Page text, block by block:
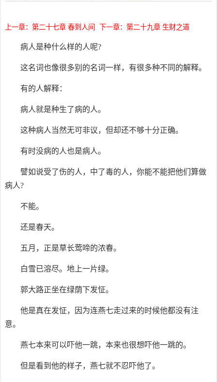
上一章：第二十七章 春到人间 下一章：第二十九章 生财之道
病人是种什么样的人呢?
这名词也像很多别的名词一样，有很多种不同的解释。
有的人解释：
病人就是种生了病的人。
这种病人当然无可非议，但却还不够十分正确。
有时没病的人也是病人。
譬如说受了伤的人，中了毒的人，你能不能把他们算做
病人?
不能。
还是春天。
五月，正是草长莺啼的浓春。
白雪已溶尽。地上一片绿。
郭大路正坐在绿荫下发怔。
他是真在发怔，因为连燕七走过来的时候他都没有注
意。
燕七本来可以吓他一跳，本来也很想吓他一跳的。
但是看到他的样子，燕七就不忍吓他了。